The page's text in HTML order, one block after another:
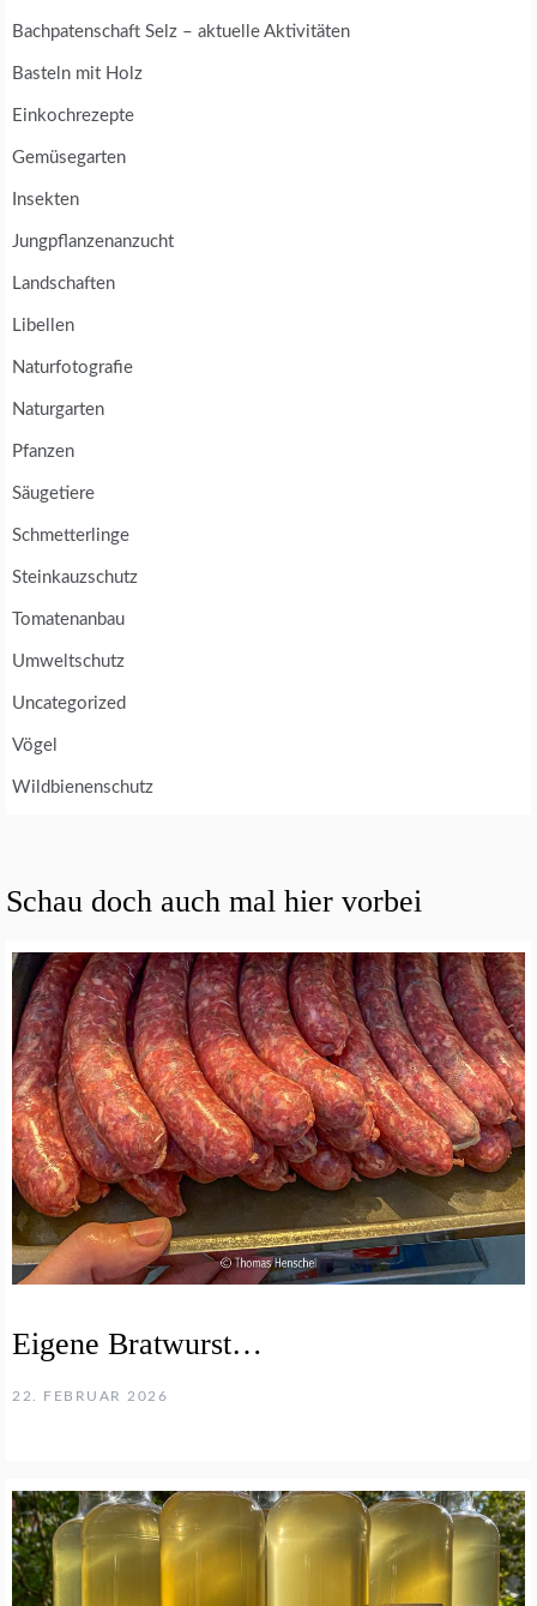
Bachpatenschaft Selz – aktuelle Aktivitäten
Basteln mit Holz
Einkochrezepte
Gemüsegarten
Insekten
Jungpflanzenanzucht
Landschaften
Libellen
Naturfotografie
Naturgarten
Pfanzen
Säugetiere
Schmetterlinge
Steinkauzschutz
Tomatenanbau
Umweltschutz
Uncategorized
Vögel
Wildbienenschutz
Schau doch auch mal hier vorbei
Eigene Bratwurst…
22. FEBRUAR 2026